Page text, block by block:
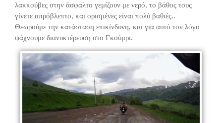
λακκούβες στην άσφαλτο γεμίζουν με νερό, το βάθος τους
γίνετε απρόβλεπτο, και ορισμένες είναι πολύ βαθιές..
Θεωρούμε την κατάσταση επικίνδυνη, και για αυτό τον λόγο
ψάχνουμε διανυκτέρευση στο Γκούμρι.